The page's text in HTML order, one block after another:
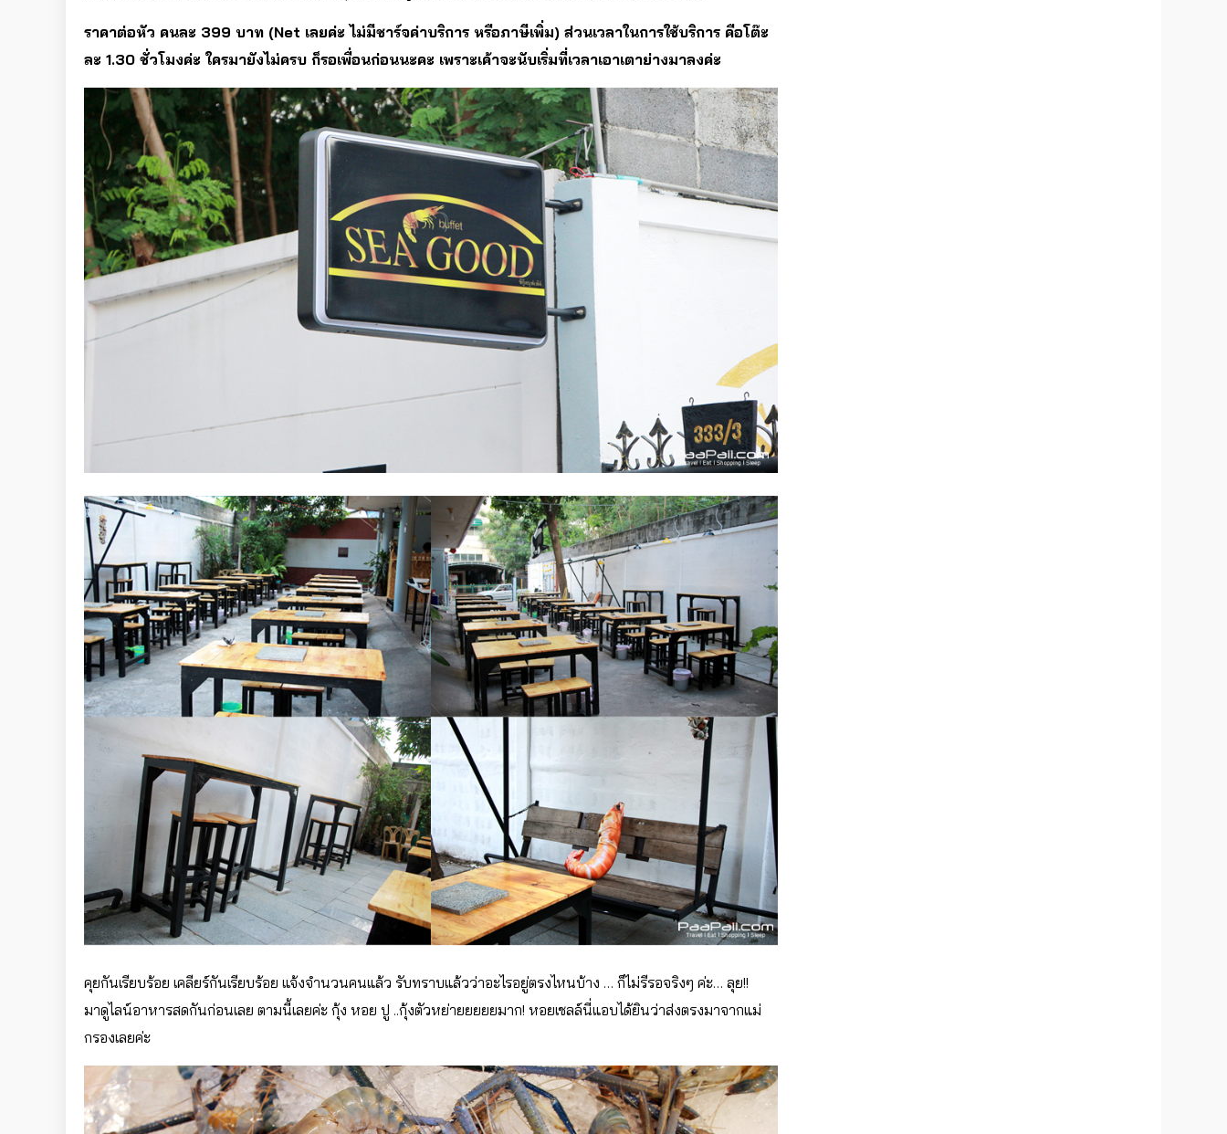
ราคาต่อหัว คนละ 399 บาท (Net เลยค่ะ ไม่มีชาร์จค่าบริการ หรือภาษีเพิ่ม) ส่วนเวลาในการใช้บริการ คือโต๊ะ
ละ 1.30 ชั่วโมงค่ะ ใครมายังไม่ครบ ก็รอเพื่อนก่อนนะคะ เพราะเค้าจะนับเริ่มที่เวลาเอาเตาย่างมาลงค่ะ
คุยกันเรียบร้อย เคลียร์กันเรียบร้อย แจ้งจำนวนคนแล้ว รับทราบแล้วว่าอะไรอยู่ตรงไหนบ้าง … ก็ไม่รีรอจริงๆ ค่ะ… ลุย!!
มาดูไลน์อาหารสดกันก่อนเลย ตามนี้เลยค่ะ กุ้ง หอย ปู ..กุ้งตัวหย่ายยยยยมาก! หอยเชลล์นี่แอบได้ยินว่าส่งตรงมาจากแม่
กรองเลยค่ะ